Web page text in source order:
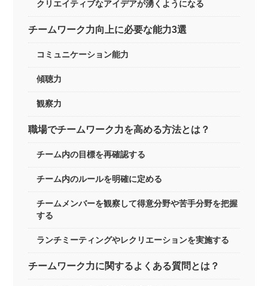
クリエイティブなアイデアが湧くようになる
チームワーク力向上に必要な能力3選
コミュニケーション能力
傾聴力
観察力
職場でチームワーク力を高める方法とは？
チーム内の目標を再確認する
チーム内のルールを明確に定める
チームメンバーを観察して得意分野や苦手分野を把握
する
ランチミーティングやレクリエーションを実施する
チームワーク力に関するよくある質問とは？